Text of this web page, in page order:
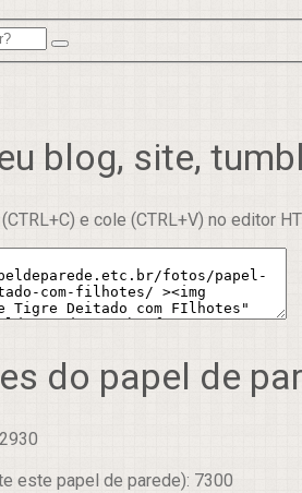
blog, site,
e cole (CTRL+V) no editor
do papel de
este papel de parede): 7300